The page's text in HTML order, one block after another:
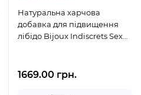
Натуральна харчова
добавка для підвищення
лібідо Bijoux Indiscrets Sex
1669.00 грн.